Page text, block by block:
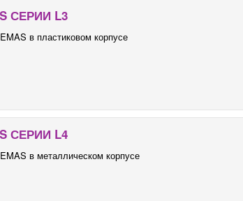
СЕРИИ L3
в пластиковом корпусе
СЕРИИ L4
в металлическом корпусе